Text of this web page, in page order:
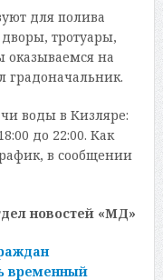
для полива
тротуары,
на
градоначальник.
воды в Кизляре:
до 22:00. Как
в сообщении
новостей «МД»
временный